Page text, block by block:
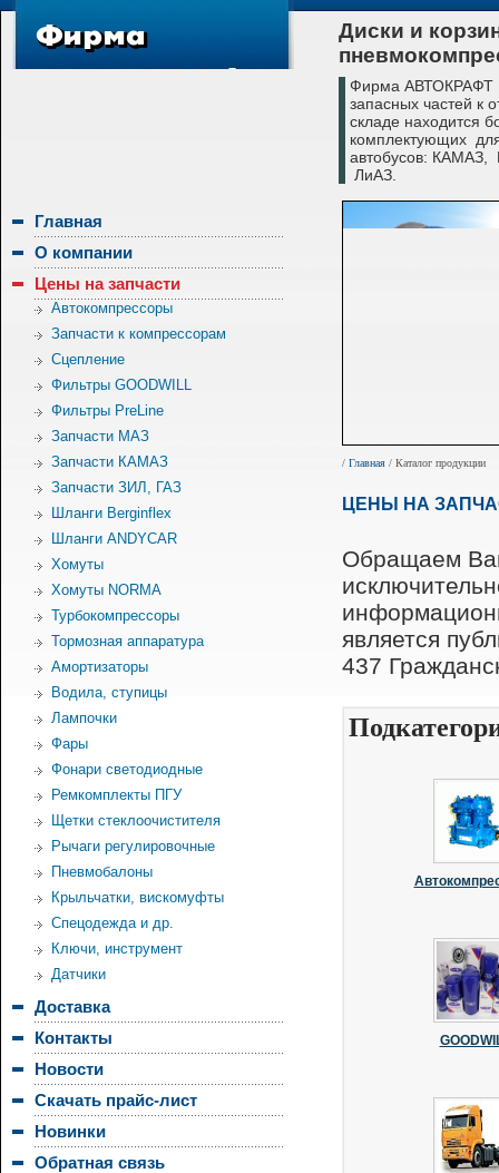
Диски и
Фирма АВТОКРАФТ
запасных частей к
складе находится
комплектующих
автобусов:
ЛиАЗ.
Главная
О компании
Цены на запчасти
Автокомпрессоры
Запчасти к компрессорам
Сцепление
Фильтры GOODWILL
Фильтры PreLine
Запчасти МАЗ
Запчасти КАМАЗ
Запчасти ЗИЛ, ГАЗ
Шланги Berginflex
Шланги ANDYCAR
Хомуты
Хомуты NORMA
Турбокомпрессоры
Тормозная аппаратура
Амортизаторы
Водила, ступицы
Лампочки
Фары
Фонари светодиодные
Ремкомплекты ПГУ
Щетки стеклоочистителя
Рычаги регулировочные
Пневмобалоны
Крыльчатки, вискомуфты
Спецодежда и др.
Ключи, инструмент
Датчики
Доставка
Контакты
Новости
Скачать прайс-лист
Новинки
Обратная связь
/ Главная / Каталог продукции
ЦЕНЫ НА
Обращаем
является
437